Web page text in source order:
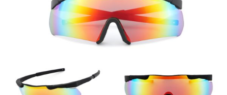
ces lunettes aident les tireurs à maintenir leur concentration
et leur précision dans diverses situations d'éclairage. Les
lunettes de tir polarisées sont particulièrement utiles pour
améliorer la visibilité dans des environnements lumineux.
Que vous filmiez dans un champ de tir extérieur ensoleillé
lunettes sont conçues pour améliorer le contraste,
permettant ainsi de voir plus facilement les cibles et les
environs avec précision.